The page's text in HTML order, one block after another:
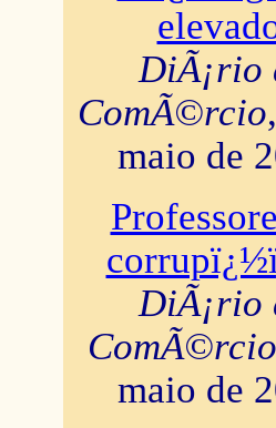
DiÃ¡rio
ComÃ©rcio
maio de
DiÃ¡rio
ComÃ©rcio
maio de